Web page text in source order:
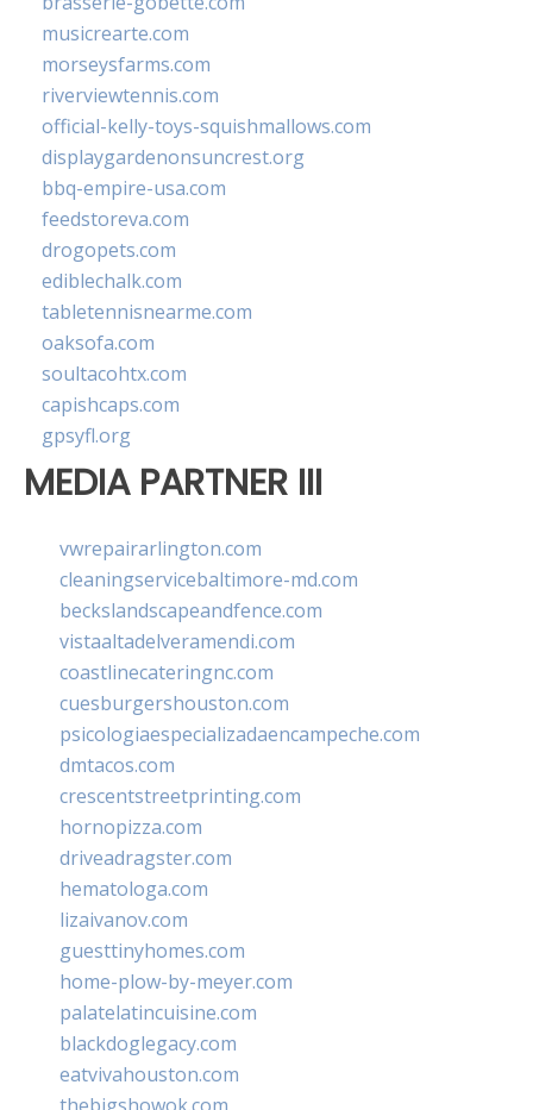
musicrearte.com
morseysfarms.com
riverviewtennis.com
official-kelly-toys-squishmallows.com
displaygardenonsuncrest.org
bbq-empire-usa.com
feedstoreva.com
drogopets.com
ediblechalk.com
tabletennisnearme.com
oaksofa.com
soultacohtx.com
capishcaps.com
gpsyfl.org
MEDIA PARTNER III
vwrepairarlington.com
cleaningservicebaltimore-md.com
beckslandscapeandfence.com
vistaaltadelveramendi.com
coastlinecateringnc.com
cuesburgershouston.com
psicologiaespecializadaencampeche.com
dmtacos.com
crescentstreetprinting.com
hornopizza.com
driveadragster.com
hematologa.com
lizaivanov.com
guesttinyhomes.com
home-plow-by-meyer.com
palatelatincuisine.com
blackdoglegacy.com
eatvivahouston.com